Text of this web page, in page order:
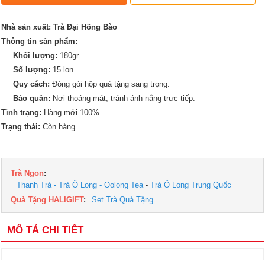
Nhà sản xuất: Trà Đại Hồng Bào
Thông tin sản phẩm:
Khối lượng: 180gr.
Số lượng: 15 lon.
Quy cách: Đóng gói hộp quà tặng sang trọng.
Bảo quản: Nơi thoáng mát, tránh ánh nắng trực tiếp.
Tình trạng: Hàng mới 100%
Trạng thái:Còn hàng
Trà Ngon:
Thanh Trà - Trà Ô Long - Oolong Tea-Trà Ô Long Trung Quốc
Quà Tặng HALIGIFT: Set Trà Quà Tặng
MÔ TẢ CHI TIẾT